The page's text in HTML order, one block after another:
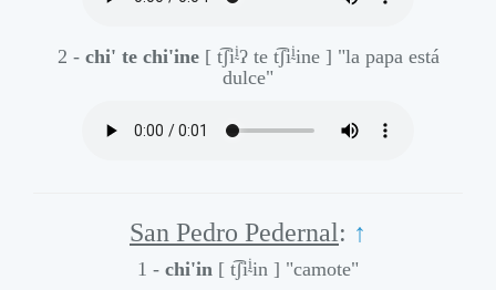
2 - chi' te chi'ine [ t͡ʃiḭʔ te t͡ʃiḭine ] "la papa está
dulce"
San Pedro Pedernal: ↑
1 - chi'in [ t͡ʃiḭin ] "camote"